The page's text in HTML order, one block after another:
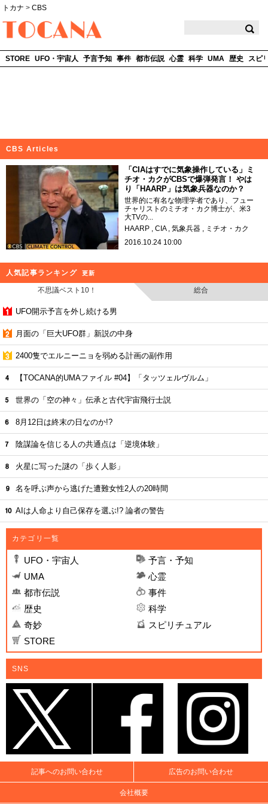
トカナ > CBS
STORE UFO・宇宙人 予言予知 事件 都市伝説 心霊 科学 UMA 歴史 スピ
CBS Articles
「CIAはすでに気象操作している」ミ
チオ・カクがCBSで爆弾発言！ やは
り「HAARP」は気象兵器なのか？
世界的に有名な物理学者であり、フュー
チャリストのミチオ・カク博士が、米3
大TVの...
HAARP
CIA 気象兵器
ミチオ・カク
2016.10.24 10:00
人気記事ランキング 更新
不思議ベスト10！ 総合
UFO開示予言を外し続ける男
月面の「巨大UFO群」新説の中身
2400隻でエルニーニョを弱める計画の副作用
【TOCANA的UMAファイル #04】「タッツェルヴルム」
世界の「空の神々」伝承と古代宇宙飛行士説
8月12日は終末の日なのか!?
陰謀論を信じる人の共通点は「逆境体験」
火星に写った謎の「歩く人影」
名を呼ぶ声から逃げた遭難女性2人の20時間
AIは人命より自己保存を選ぶ!? 論者の警告
カテゴリ一覧
UFO・宇宙人
予言・予知
UMA
心霊
都市伝説
事件
歴史
科学
奇妙
スピリチュアル
STORE
SNS
記事へのお問い合わせ 広告のお問い合わせ
会社概要